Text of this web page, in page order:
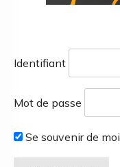
Identifiant
Mot de passe
Se souvenir de moi